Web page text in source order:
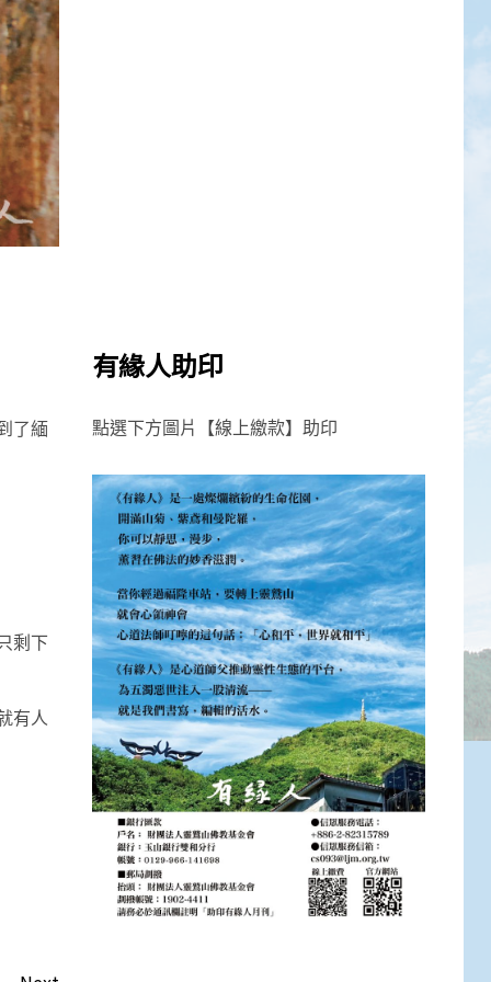
了緬
剩下
有人
有緣人助印
點選下方圖片【線上繳款】助印